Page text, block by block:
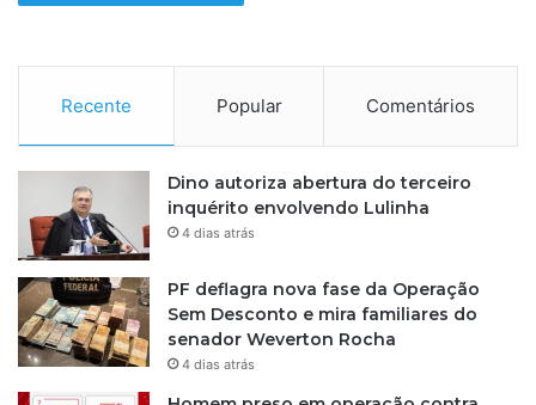
Recente Popular Comentários
Dino autoriza abertura do terceiro
inquérito envolvendo Lulinha
4 dias atrás
PF deflagra nova fase da Operação
Sem Desconto e mira familiares do
senador Weverton Rocha
4 dias atrás